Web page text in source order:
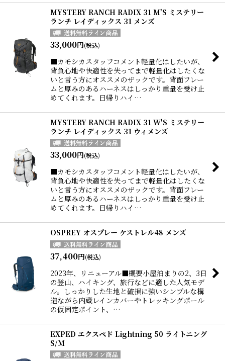
MYSTERY RANCH RADIX 31 M'S ミステリー
ランチ レイディックス 31 メンズ
33,000円(税込)
■カモシカスタッフコメント軽量化はしたいが、
背負心地や快適性を失ってまで軽量化はしたくな
いと言う方にオススメのザックです。背面フレー
ムと厚みのあるハーネスはしっかり重量を受け止
めてくれます。日帰りハイ…
MYSTERY RANCH RADIX 31 W'S ミステリー
ランチ レイディックス 31 ウィメンズ
33,000円(税込)
■カモシカスタッフコメント軽量化はしたいが、
背負心地や快適性を失ってまで軽量化はしたくな
いと言う方にオススメのザックです。背面フレー
ムと厚みのあるハーネスはしっかり重量を受け止
めてくれます。日帰りハイ…
OSPREY オスプレー ケストレル48 メンズ
37,400円(税込)
2023年、リニューアル■概要小屋泊まりの2、3日
の登山、ハイキング、旅行などに適した人気モデ
ル。しっかりした生地と破損に強いシンプルな構
造ながら内蔵レインカバーやトレッキングポール
の仮固定ポイント、…
EXPED エクスペド Lightning 50 ライトニング
S/M